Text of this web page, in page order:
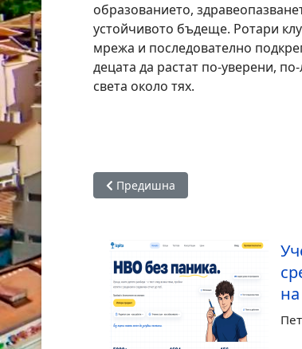
образованието,
устойчивото бъдеще. Ротари
мрежа и последователно
децата да растат по-уверени,
света около тях.
Предишна статия: ОУ „П. Р.
Предишна